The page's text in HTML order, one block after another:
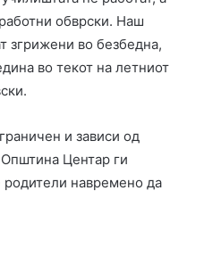
обврски. Наш
згрижени во безбедна,
во текот на летниот
и зависи од
Општина Центар ги
родители навремено да